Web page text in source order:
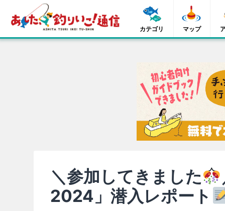
カテゴリ マップ
＼参加してきました
2024」潜入レポート